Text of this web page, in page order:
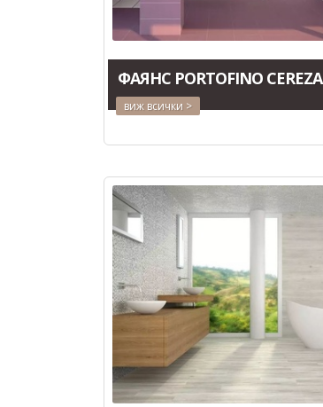
ФАЯНС PORTOFINO CEREZА
виж всички >